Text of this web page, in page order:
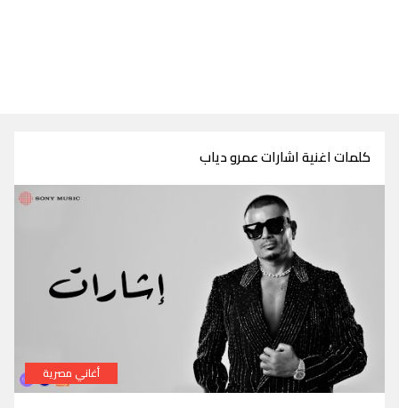
كلمات اغنية اشارات عمرو دياب
أغاني مصرية